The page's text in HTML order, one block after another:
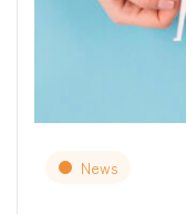
News